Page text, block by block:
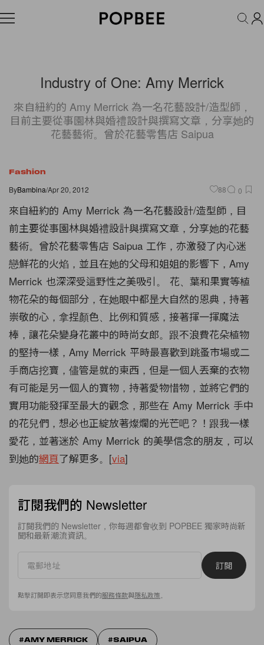
FASHION ACCESSORIES BEAUTY WELLNESS LIFESTYLE
Industry of One: Amy Merrick
來自紐約的 Amy Merrick 為一名花藝設計/造型師，
目前主要從事園林與婚禮設計與撰寫文章，分享她的
花藝藝術。曾於花藝零售店 Saipua
Fashion
ByBambina/Apr 20, 2012 88 0
來自紐約的 Amy Merrick 為一名花藝設計/造型師， 目
前主要從事園林與婚禮設計與撰寫文章，分享她的花藝
藝術。 曾於花藝零售店 Saipua 工作，亦激發了內心迷
戀鮮花的火焰， 並且在她的父母和姐姐的影響下，Amy
Merrick 也深深受這野性之美吸引。 花、葉和果實等植
物花朵的每個部分， 在她眼中都昰大自然的恩典，持著
崇敬的心，拿捏顏色、 比例和質感，接著揮一揮魔法
棒，讓花朵變身花叢中的時尚女郎。 跟不浪費花朵植物
的堅持一樣，Amy Merrick 平時最喜歡到跳蚤市場或二
手商店挖寶，儘管是就的東西， 但是一個人丟棄的衣物
有可能是另一個人的寶物，持著愛物惜物， 並將它們的
實用功能發揮至最大的觀念，那些在 Amy Merrick 手中
的花兒們，想必也正綻放著燦爛的光芒吧？！跟我一樣
愛花， 並著迷於 Amy Merrick 的美學信念的朋友，可以
到她的網頁了解更多。[via]
訂閱我們的 Newsletter
訂閱我們的 Newsletter，你每週都會收到 POPBEE 獨家時尚新
聞和最新潮流資訊。
訂閱
點擊訂閱即表示您同意我們的服務條款與隱私政策
AMY MERRICK SAIPUA